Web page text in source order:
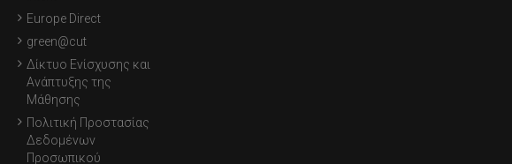
Europe Direct
green@cut
Δίκτυο Ενίσχυσης και
Ανάπτυξης της
Μάθησης
Πολιτική Προστασίας
Δεδομένων
Προσωπικού